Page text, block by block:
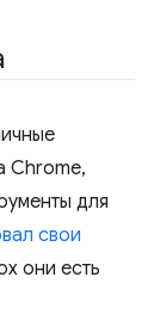
Chrome,
для
свои
они есть